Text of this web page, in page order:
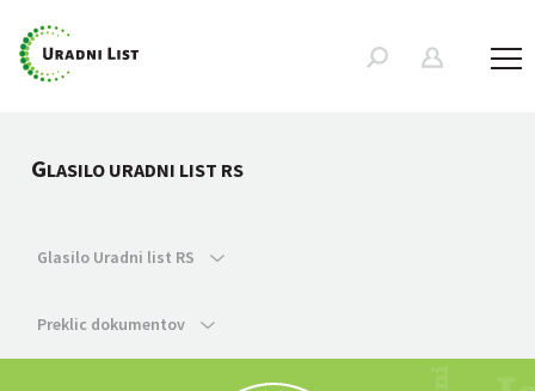
GLASILO URADNI LIST RS
Glasilo Uradni list RS
Preklic dokumentov